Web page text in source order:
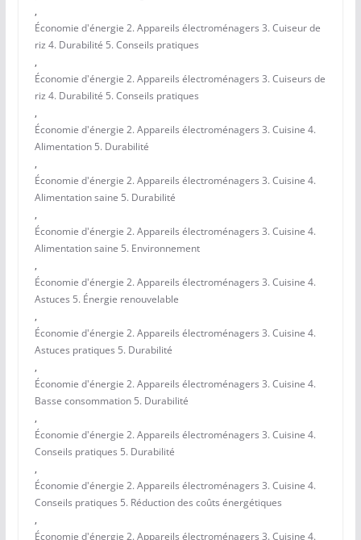
,
Économie d'énergie 2. Appareils électroménagers 3. Cuiseur de
riz 4. Durabilité 5. Conseils pratiques
,
Économie d'énergie 2. Appareils électroménagers 3. Cuiseurs de
riz 4. Durabilité 5. Conseils pratiques
,
Économie d'énergie 2. Appareils électroménagers 3. Cuisine 4.
Alimentation 5. Durabilité
,
Économie d'énergie 2. Appareils électroménagers 3. Cuisine 4.
Alimentation saine 5. Durabilité
,
Économie d'énergie 2. Appareils électroménagers 3. Cuisine 4.
Alimentation saine 5. Environnement
,
Économie d'énergie 2. Appareils électroménagers 3. Cuisine 4.
Astuces 5. Énergie renouvelable
,
Économie d'énergie 2. Appareils électroménagers 3. Cuisine 4.
Astuces pratiques 5. Durabilité
,
Économie d'énergie 2. Appareils électroménagers 3. Cuisine 4.
Basse consommation 5. Durabilité
,
Économie d'énergie 2. Appareils électroménagers 3. Cuisine 4.
Conseils pratiques 5. Durabilité
,
Économie d'énergie 2. Appareils électroménagers 3. Cuisine 4.
Conseils pratiques 5. Réduction des coûts énergétiques
,
Économie d'énergie 2. Appareils électroménagers 3. Cuisine 4.